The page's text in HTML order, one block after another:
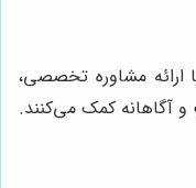
ارائه مشاوره تخصصی،
آگاهانه کمک می‌کنند.